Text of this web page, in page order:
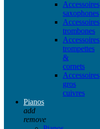
Accessoires
saxophones
Accessoires
trombones
Accessoires
trompettes
&
cornets
Accessoires
gros
cuivres
Pianos
add
remove